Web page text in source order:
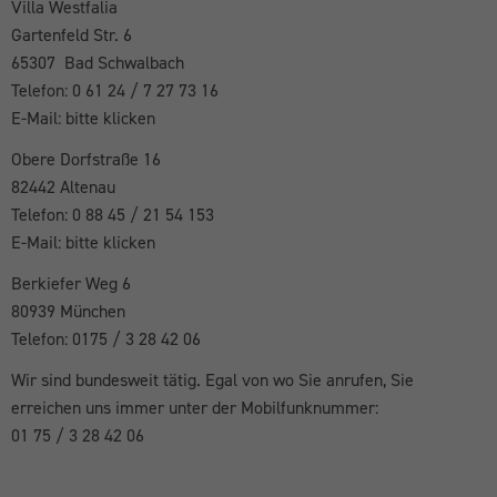
Villa Westfalia
Gartenfeld Str. 6
65307 Bad Schwalbach
Telefon: 0 61 24 / 7 27 73 16
E-Mail: bitte klicken
Obere Dorfstraße 16
82442 Altenau
Telefon: 0 88 45 / 21 54 153
E-Mail: bitte klicken
Berkiefer Weg 6
80939 München
Telefon: 0175 / 3 28 42 06
Wir sind bundesweit tätig. Egal von wo Sie anrufen, Sie
erreichen uns immer unter der Mobilfunknummer:
01 75 / 3 28 42 06